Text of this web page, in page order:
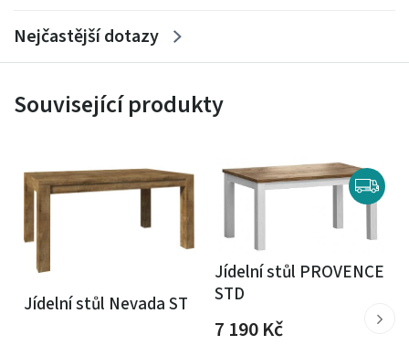
Nejčastější dotazy
Související produkty
Jídelní stůl Nevada ST
Jídelní stůl PROVENCE
STD
7 190Kč